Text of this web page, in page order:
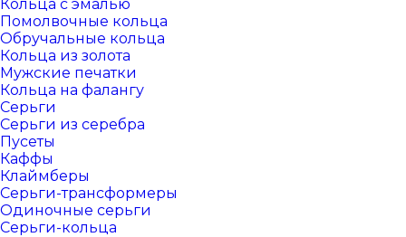
Кольца с эмалью
Помолвочные кольца
Обручальные кольца
Кольца из золота
Мужские печатки
Кольца на фалангу
Серьги
Серьги из серебра
Пусеты
Каффы
Клаймберы
Серьги-трансформеры
Одиночные серьги
Серьги-кольца